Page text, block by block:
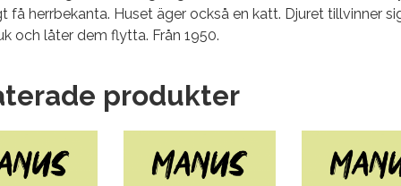
få herrbekanta. Huset äger också en katt. Djuret tillvinner
och låter dem flytta. Från 1950.
produkter